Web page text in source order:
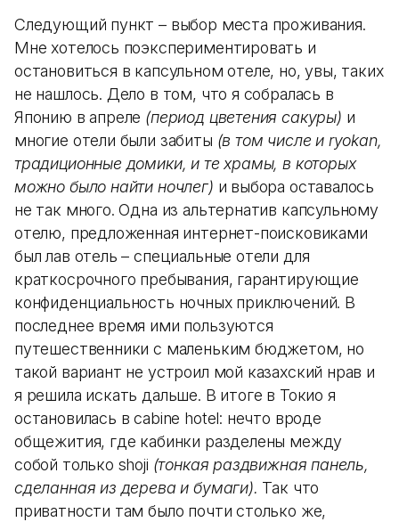
Следующий пункт – выбор места проживания.
Мне хотелось поэкспериментировать и
остановиться в капсульном отеле, но, увы, таких
не нашлось. Дело в том, что я собралась в
Японию в апреле (период цветения сакуры) и
многие отели были забиты (в том числе и ryokan,
традиционные домики, и те храмы, в которых
можно было найти ночлег) и выбора оставалось
не так много. Одна из альтернатив капсульному
отелю, предложенная интернет-поисковиками
был лав отель – специальные отели для
краткосрочного пребывания, гарантирующие
конфиденциальность ночных приключений. В
последнее время ими пользуются
путешественники с маленьким бюджетом, но
такой вариант не устроил мой казахский нрав и
я решила искать дальше. В итоге в Токио я
остановилась в cabine hotel: нечто вроде
общежития, где кабинки разделены между
собой только shoji (тонкая раздвижная панель,
сделанная из дерева и бумаги). Так что
приватности там было почти столько же,